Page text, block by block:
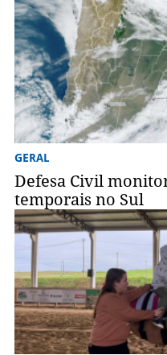
GERAL
Defesa Civil
temporais no Sul